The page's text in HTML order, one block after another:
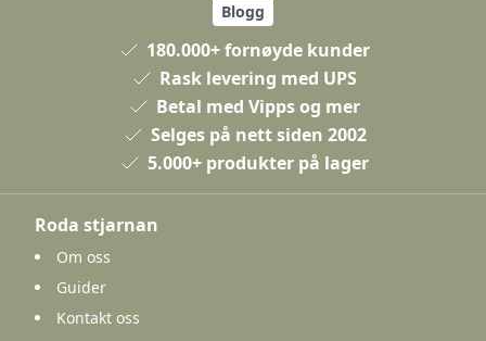
Blogg
180.000+ fornøyde kunder
Rask levering med UPS
Betal med Vipps og mer
Selges på nett siden 2002
5.000+ produkter på lager
Roda stjarnan
Om oss
Guider
Kontakt oss